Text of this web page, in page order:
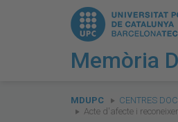
Memòria
are
here:
MDUPC CENTRES
Acte d'afecte i